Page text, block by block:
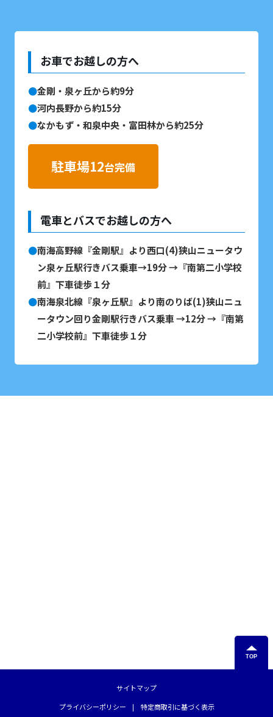
お車でお越しの方へ
金剛・泉ヶ丘から約9分
河内長野から約15分
なかもず・和泉中央・富田林から約25分
駐車場12台完備
電車とバスでお越しの方へ
南海高野線『金剛駅』より西口(4)狭山ニュータウ
ン泉ヶ丘駅行きバス乗車→19分 →『南第二小学校
前』下車徒歩１分
南海泉北線『泉ヶ丘駅』より南のりば(1)狭山ニュ
ータウン回り金剛駅行きバス乗車 →12分 →『南第
二小学校前』下車徒歩１分
TOP
サイトマップ
プライバシーポリシー
特定商取引に基づく表示